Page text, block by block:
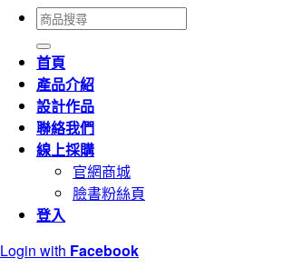
搜
尋
關
鍵
字:
首頁
產品介紹
設計作品
聯絡我們
線上採購
官網商城
臉書粉絲頁
登入
Login with Facebook